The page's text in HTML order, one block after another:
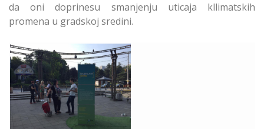
da oni doprinesu smanjenju uticaja kllimatskih
promena u gradskoj sredini.
Rashladi Grad -
Klimatska Akcija na
Platou u Požeškoj
Ulici